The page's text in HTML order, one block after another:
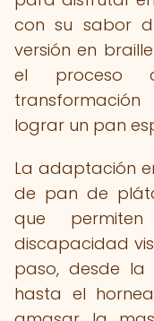
con su sabor
versión en
el proceso
lograr un pan
La adaptación
de pan de
que
discapacidad
paso, desde la
hasta el